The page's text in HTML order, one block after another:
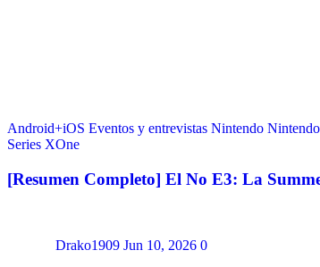
Android+iOS Eventos y entrevistas Nintendo
Series XOne
[Resumen Completo] El No E3: La
Drako1909 Jun 10, 2026 0